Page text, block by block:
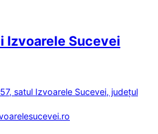
Izvoarele Sucevei
satul Izvoarele Sucevei, județul